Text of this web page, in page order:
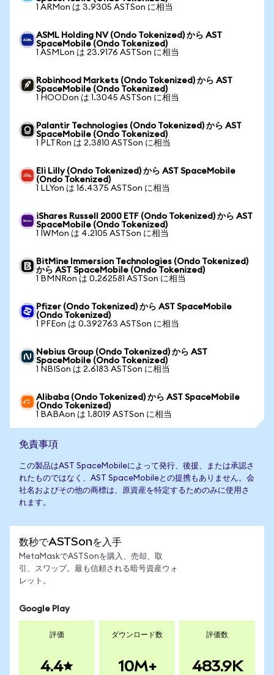
1 ARMon は 3.9305 ASTSon に相当
ASML Holding NV (Ondo Tokenized) から AST
SpaceMobile (Ondo Tokenized)
1 ASMLon は 23.9176 ASTSon に相当
Robinhood Markets (Ondo Tokenized) から AST
SpaceMobile (Ondo Tokenized)
1 HOODon は 1.3045 ASTSon に相当
Palantir Technologies (Ondo Tokenized) から AST
SpaceMobile (Ondo Tokenized)
1 PLTRon は 2.3810 ASTSon に相当
Eli Lilly (Ondo Tokenized) から AST SpaceMobile
(Ondo Tokenized)
1 LLYon は 16.4375 ASTSon に相当
iShares Russell 2000 ETF (Ondo Tokenized) から AST
SpaceMobile (Ondo Tokenized)
1 IWMon は 4.2105 ASTSon に相当
BitMine Immersion Technologies (Ondo Tokenized)
から AST SpaceMobile (Ondo Tokenized)
1 BMNRon は 0.262581 ASTSon に相当
Pfizer (Ondo Tokenized) から AST SpaceMobile
(Ondo Tokenized)
1 PFEon は 0.392763 ASTSon に相当
Nebius Group (Ondo Tokenized) から AST
SpaceMobile (Ondo Tokenized)
1 NBISon は 2.6183 ASTSon に相当
Alibaba (Ondo Tokenized) から AST SpaceMobile
(Ondo Tokenized)
1 BABAon は 1.8019 ASTSon に相当
免責事項
この製品はAST SpaceMobileによって発行、後援、または承認さ
れたものではなく、AST SpaceMobileとの提携もありません。会
社名およびその他の商標は、原資産を特定するためのみに使用さ
れます。
数秒でASTSonを入手
MetaMaskでASTSonを購入、売却、取
引、スワップ。最も信頼される暗号資産ウォ
レット。
Google Play
評価
4.4
ダウンロード数
10M+
評価数
483.9K